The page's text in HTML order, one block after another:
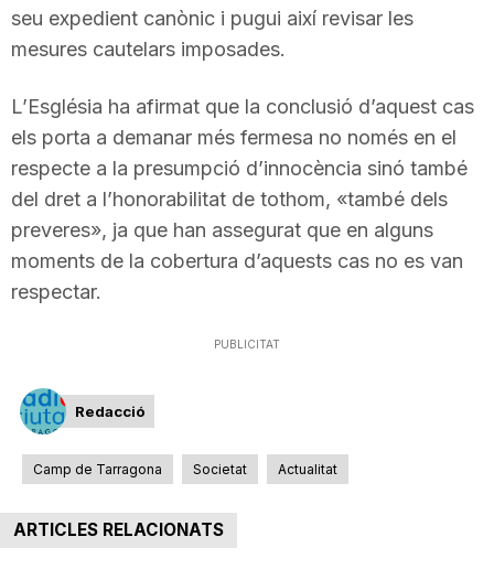
seu expedient canònic i pugui així revisar les
mesures cautelars imposades.
L’Església ha afirmat que la conclusió d’aquest cas
els porta a demanar més fermesa no només en el
respecte a la presumpció d’innocència sinó també
del dret a l’honorabilitat de tothom, «també dels
preveres», ja que han assegurat que en alguns
moments de la cobertura d’aquests cas no es van
respectar.
PUBLICITAT
Redacció
Camp de Tarragona Societat Actualitat
ARTICLES RELACIONATS